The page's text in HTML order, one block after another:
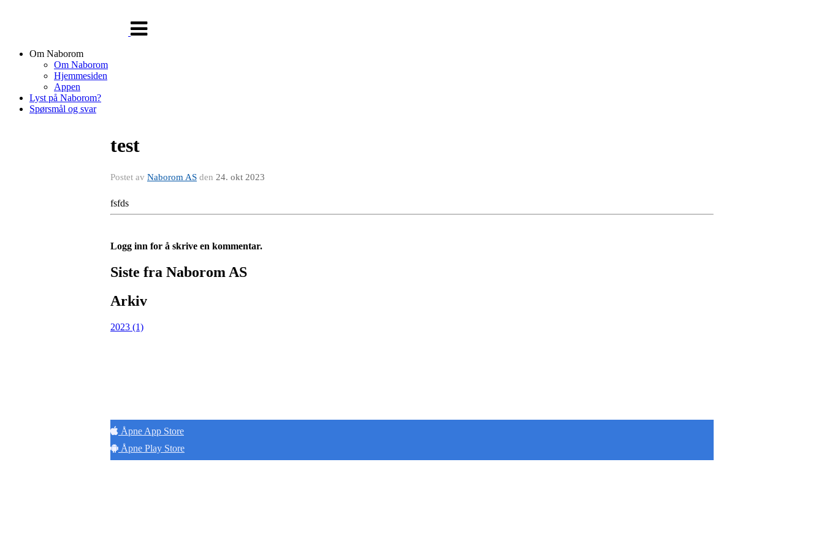
navigasjon
Om Naborom
Om Naborom
Hjemmesiden
Appen
Lyst på Naborom?
Spørsmål og svar
test
Postet av Naborom AS den 24. okt 2023
fsfds
Logg inn for å skrive en kommentar.
Siste fra Naborom AS
Arkiv
2023 (1)
Åpne App Store
Åpne Play Store